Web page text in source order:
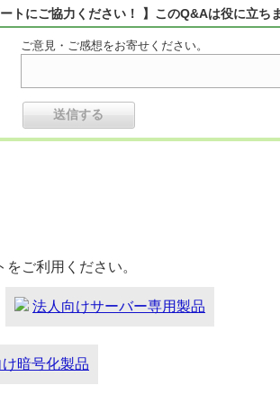
トにご協力ください！ 】このQ&Aは役に立ち
ご意見・ご感想をお寄せください。
ご利用ください。
法人向けサーバー専用製品
暗号化製品